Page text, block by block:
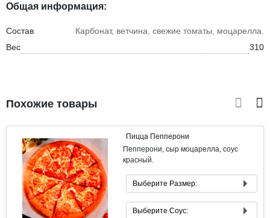
Общая информация:
Состав
Карбонат, ветчина, свежие томаты, моцарелла.
Вес
310
Похожие товары
Пицца Пепперони
Пепперони, сыр моцарелла, соус
красный.
Выберите Размер:
Маленькая 21 см
Выберите Соус: